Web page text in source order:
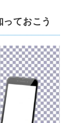
ておこう